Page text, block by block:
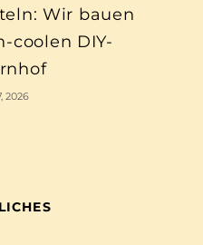
Wir bauen
coolen DIY-
2026